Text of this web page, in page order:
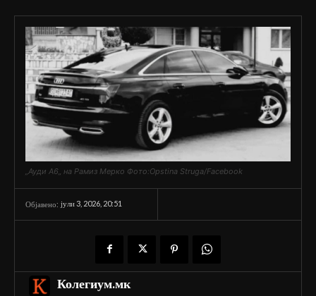
„Ауди А6„ на Рамиз Мерко Фото:Opstina Struga/Facebook
Објавено: јули 3, 2026, 20:51
Колегиум.мк